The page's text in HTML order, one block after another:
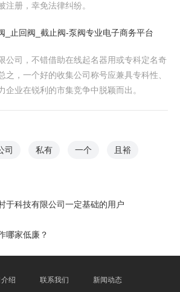
注册，幸免法律纠纷。
_止回阀_截止阀-泵阀专业电子商务平台
公司，不错借助在线起名器用或专科定名奇
之，一个好的收集公司称号应兼具专科性、
企业在锐利的市集竞争中脱颖而出。
司 私有 一个 且裕
于科技有限公司一定基础的用户
哪家低廉？
绍 联系我们 新闻动态